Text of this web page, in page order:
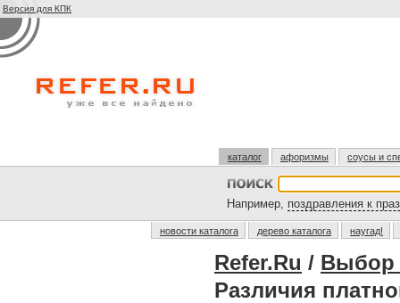
Версия для КПК
каталог афоризмы соусы и
Например, поздравления к
новости каталога дерево каталога наугад!
Refer.Ru / Выбор
Различия